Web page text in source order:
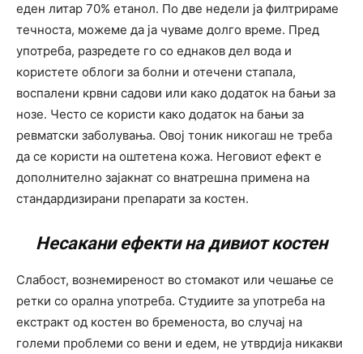
еден литар 70% етанол. По две недели ја филтрираме
течноста, можеме да ја чуваме долго време. Пред
употреба, разредете го со еднаков дел вода и
користете облоги за болни и отечени стапала,
воспалени крвни садови или како додаток на бањи за
нозе. Често се користи како додаток на бањи за
ревматски заболувања. Овој тоник никогаш не треба
да се користи на оштетена кожа. Неговиот ефект е
дополнително зајакнат со внатрешна примена на
стандардизирани препарати за костен.
Несакани ефекти на дивиот костен
Слабост, вознемиреност во стомакот или чешање се
ретки со орална употреба. Студиите за употреба на
екстракт од костен во бременоста, во случај на
големи проблеми со вени и едем, не утврдија никакви